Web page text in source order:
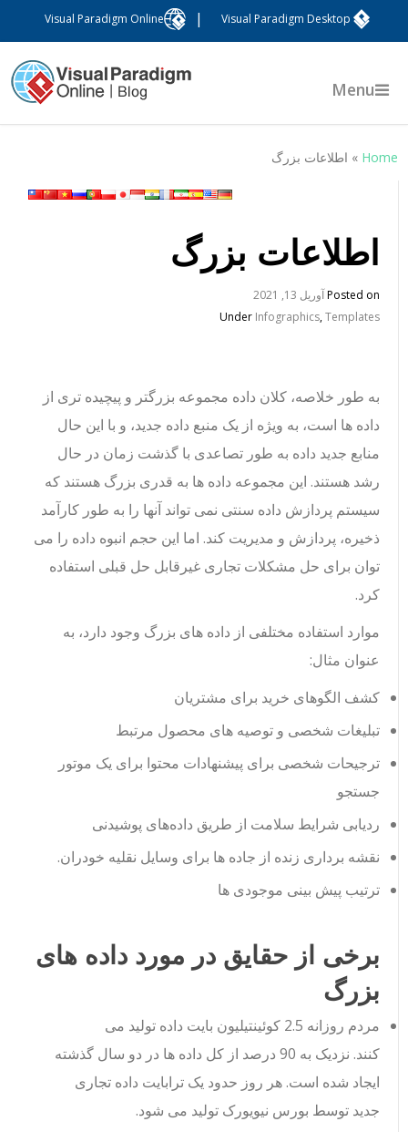
Visual Paradigm Desktop
Visual Paradigm Online
Menu
Home
» اطلاعات بزرگ
اطلاعات بزرگ
Posted onآوریل 13, 2021
UnderInfographics,Templates
به طور خلاصه، کلان داده مجموعه بزرگتر و پیچیده تری از
داده ها است، به ویژه از یک منبع داده جدید، و با این حال
منابع جدید داده به طور تصاعدی با گذشت زمان در حال
رشد هستند.این مجموعه داده ها به قدری بزرگ هستند که
سیستم پردازش داده سنتی نمی تواند آنها را به طور کارآمد
ذخیره، پردازش و مدیریت کند. اما این حجم انبوه داده را می
توان برای حل مشکلات تجاری غیرقابل حل قبلی استفاده
کرد.
موارد استفاده مختلفی از داده های بزرگ وجود دارد، به
عنوان مثال:
کشف الگوهای خرید برای مشتریان
تبلیغات شخصی و توصیه های محصول مرتبط
ترجیحات شخصی برای پیشنهادات محتوا برای یک موتور
جستجو
ردیابی شرایط سلامت از طریق داده‌های پوشیدنی
نقشه برداری زنده از جاده ها برای وسایل نقلیه خودران.
ترتیب پیش بینی موجودی ها
برخی از حقایق در مورد داده های
بزرگ
مردم روزانه 2.5 کوئینتیلیون بایت داده تولید می
کنند. نزدیک به 90 درصد از کل داده ها در دو سال گذشته
ایجاد شده است. هر روز حدود یک ترابایت داده تجاری
جدید توسط بورس نیویورک تولید می شود.